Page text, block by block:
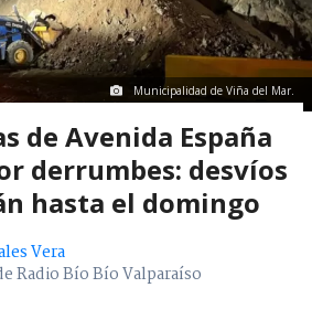
Municipalidad de Viña del Mar.
de Avenida España
derrumbes: desvíos
hasta el domingo
Vera
Radio Bío Bío Valparaíso